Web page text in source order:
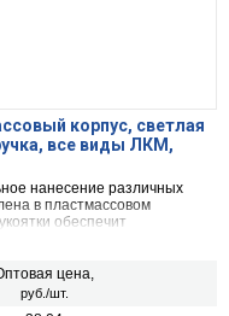
корпус, светлая
все виды ЛКМ,
нанесение различных
в пластмассовом
обеспечит
цена,
руб./шт.